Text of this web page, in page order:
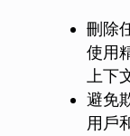
刪除
使用
上下
避免
用戶